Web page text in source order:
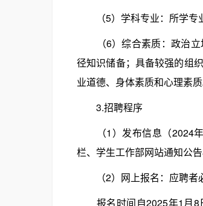
（5）学科专业：所学专
（6）综合素质：政治立
径知识储备；具备较强的组
业道德、身体素质和心理素质
3.招聘程序
（1）发布信息（2024年
栏、学生工作部网站通知公告
（2）网上报名：应聘者必
报名时间自2025年1月8